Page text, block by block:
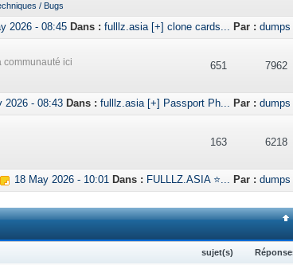
/ Bugs
2026 - 08:45 Dans : fulllz.asia [+] clone cards... Par : dumps
communauté ici 651 7962
2026 - 08:43 Dans : fulllz.asia [+] Passport Ph... Par : dumps
163 6218
18 May 2026 - 10:01 Dans : FULLLZ.ASIA ⭐... Par : dumps
sujet(s)